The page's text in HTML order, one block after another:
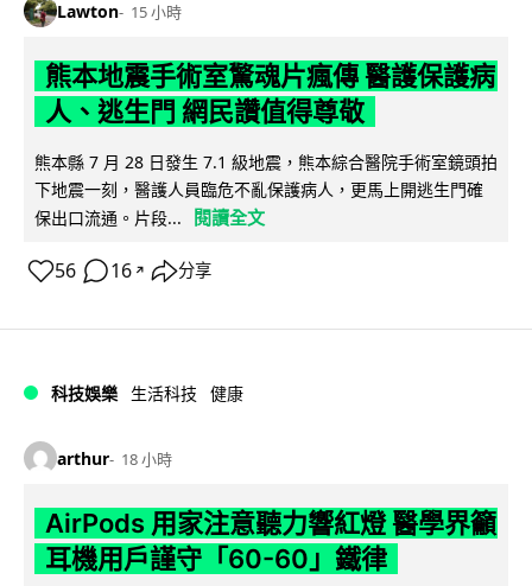
Lawton 15 小時
熊本地震手術室驚魂片瘋傳 醫護保護病
人、逃生門 網民讚值得尊敬
熊本縣 7 月 28 日發生 7.1 級地震，熊本綜合醫院手術室鏡頭拍
下地震一刻，醫護人員臨危不亂保護病人，更馬上開逃生門確
保出口流通。片段...
閱讀全文
56 16 ↗ 分享
科技娛樂 生活科技 健康
arthur 18 小時
AirPods 用家注意聽力響紅燈 醫學界籲
耳機用戶謹守「60-60」鐵律